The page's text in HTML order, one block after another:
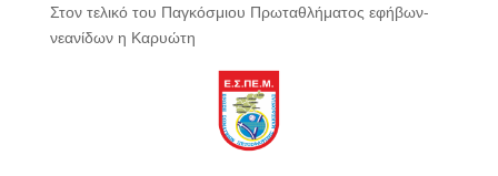
Στον τελικό του Παγκόσμιου Πρωταθλήματος εφήβων-
νεανίδων η Καρυώτη